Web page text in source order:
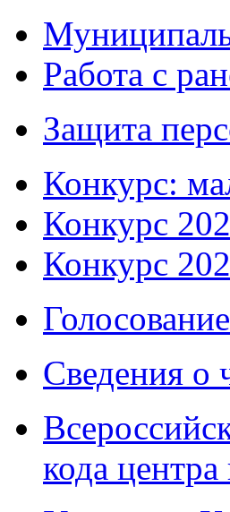
Работа с
Защита
Конкурс:
Конкурс
Конкурс
Сведения о
кода центра